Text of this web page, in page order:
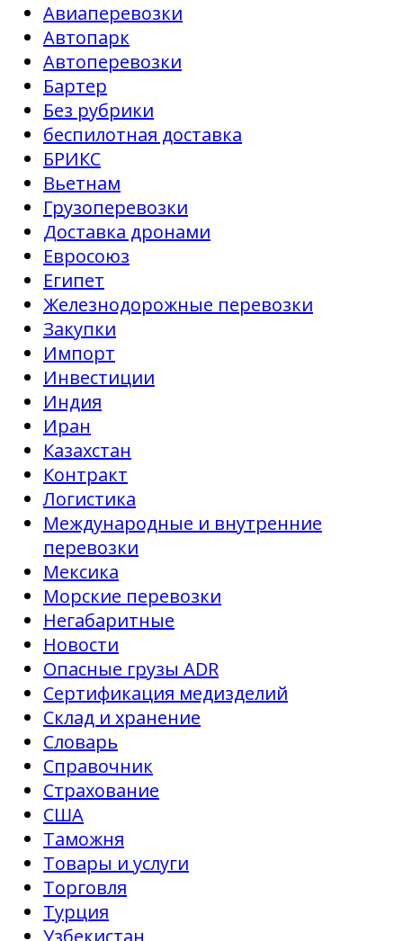
Авиаперевозки
Автопарк
Автоперевозки
Бартер
Без рубрики
беспилотная доставка
БРИКС
Вьетнам
Грузоперевозки
Доставка дронами
Евросоюз
Египет
Железнодорожные перевозки
Закупки
Импорт
Инвестиции
Индия
Иран
Казахстан
Контракт
Логистика
Международные и внутренние
перевозки
Мексика
Морские перевозки
Негабаритные
Новости
Опасные грузы ADR
Сертификация медизделий
Склад и хранение
Словарь
Справочник
Страхование
США
Таможня
Товары и услуги
Торговля
Турция